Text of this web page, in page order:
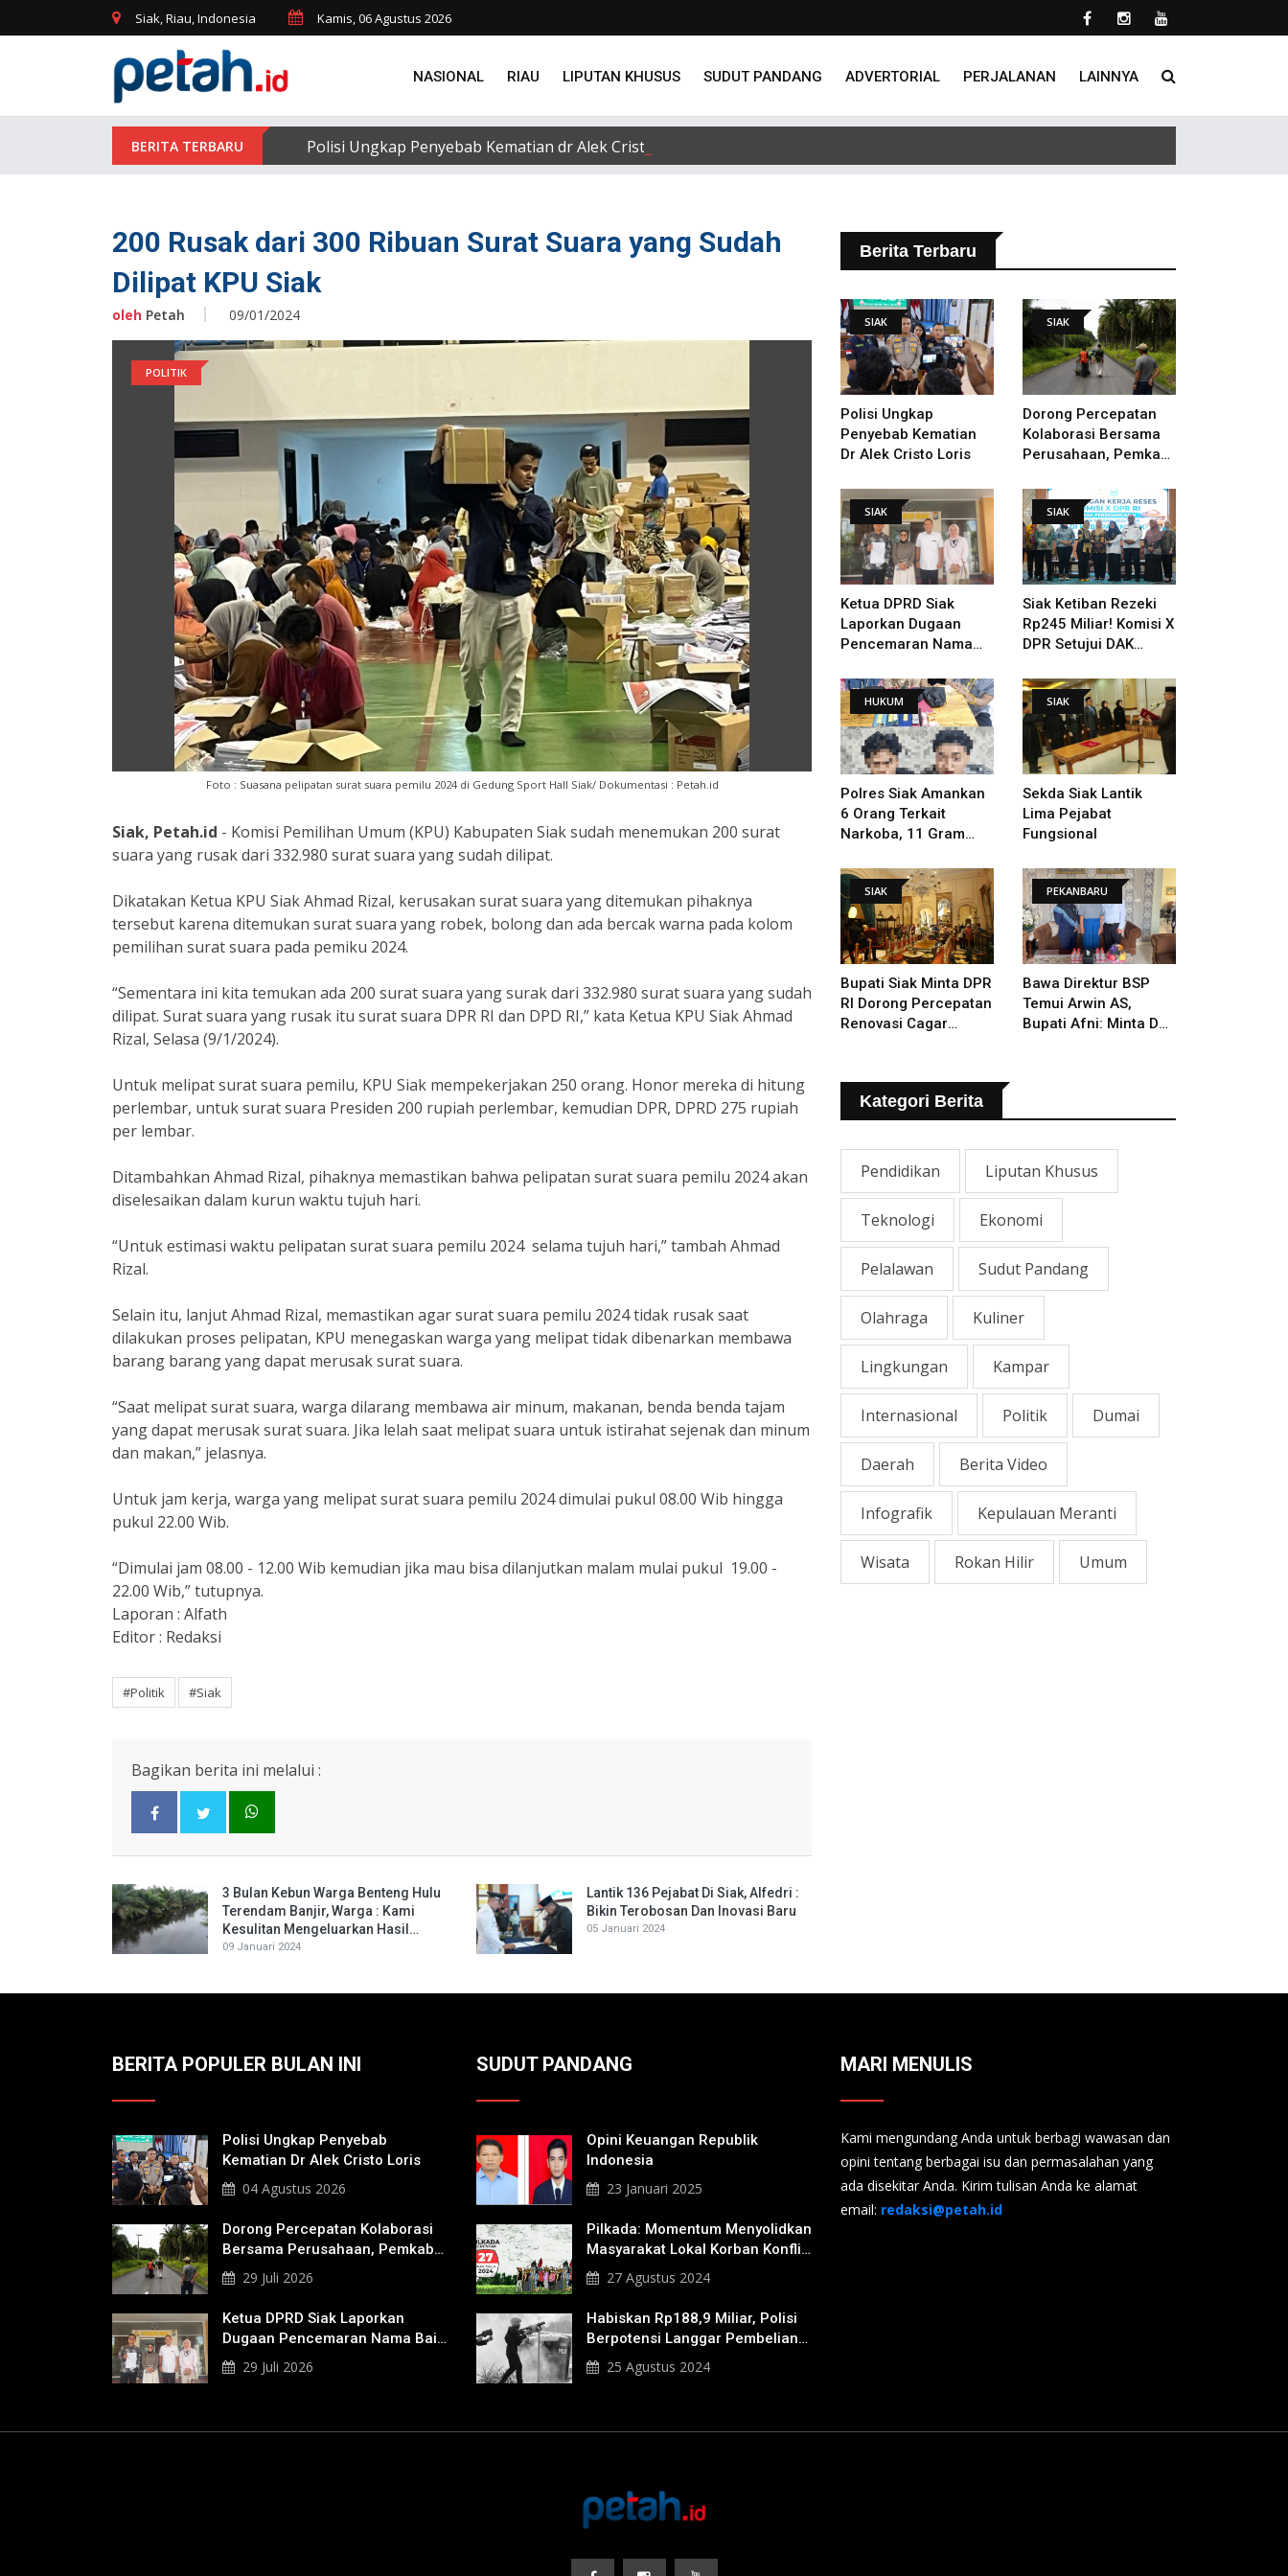
Siak, Riau, Indonesia Kamis, 06 Agustus 2026
NASIONAL RIAU LIPUTAN KHUSUS SUDUT PANDANG ADVERTORIAL PERJALANAN LAINNYA
Polisi Ungkap Penyebab Kematian dr Alek Cristo Loris
200 Rusak dari 300 Ribuan Surat Suara yang Sudah
Dilipat KPU Siak
oleh Petah 09/01/2024
POLITIK
Foto : Suasana pelipatan surat suara pemilu 2024 di Gedung Sport Hall Siak/ Dokumentasi : Petah.id
Siak, Petah.id - Komisi Pemilihan Umum (KPU) Kabupaten Siak sudah menemukan 200 surat
suara yang rusak dari 332.980 surat suara yang sudah dilipat.
Dikatakan Ketua KPU Siak Ahmad Rizal, kerusakan surat suara yang ditemukan pihaknya
tersebut karena ditemukan surat suara yang robek, bolong dan ada bercak warna pada kolom
pemilihan surat suara pada pemiku 2024.
“Sementara ini kita temukan ada 200 surat suara yang surak dari 332.980 surat suara yang sudah
dilipat. Surat suara yang rusak itu surat suara DPR RI dan DPD RI,” kata Ketua KPU Siak Ahmad
Rizal, Selasa (9/1/2024).
Untuk melipat surat suara pemilu, KPU Siak mempekerjakan 250 orang. Honor mereka di hitung
perlembar, untuk surat suara Presiden 200 rupiah perlembar, kemudian DPR, DPRD 275 rupiah
per lembar.
Ditambahkan Ahmad Rizal, pihaknya memastikan bahwa pelipatan surat suara pemilu 2024 akan
diselesaikan dalam kurun waktu tujuh hari.
“Untuk estimasi waktu pelipatan surat suara pemilu 2024 selama tujuh hari,” tambah Ahmad
Rizal.
Selain itu, lanjut Ahmad Rizal, memastikan agar surat suara pemilu 2024 tidak rusak saat
dilakukan proses pelipatan, KPU menegaskan warga yang melipat tidak dibenarkan membawa
barang barang yang dapat merusak surat suara.
“Saat melipat surat suara, warga dilarang membawa air minum, makanan, benda benda tajam
yang dapat merusak surat suara. Jika lelah saat melipat suara untuk istirahat sejenak dan minum
dan makan,” jelasnya.
Untuk jam kerja, warga yang melipat surat suara pemilu 2024 dimulai pukul 08.00 Wib hingga
pukul 22.00 Wib.
“Dimulai jam 08.00 - 12.00 Wib kemudian jika mau bisa dilanjutkan malam mulai pukul 19.00 -
22.00 Wib,” tutupnya.
Laporan : Alfath
Editor : Redaksi
#Politik #Siak
Bagikan berita ini melalui :
3 Bulan Kebun Warga Benteng Hulu
Terendam Banjir, Warga : Kami
Kesulitan Mengeluarkan Hasil
Kebun
09 Januari 2024
Lantik 136 Pejabat Di Siak, Alfedri :
Bikin Terobosan Dan Inovasi Baru
05 Januari 2024
Berita Terbaru
SIAK
Polisi Ungkap
Penyebab Kematian
Dr Alek Cristo Loris
SIAK
Dorong Percepatan
Kolaborasi Bersama
Perusahaan, Pemkab
KITB - Sungai Rawa
Yang Rusak
SIAK
Ketua DPRD Siak
Laporkan Dugaan
Pencemaran Nama
SIAK
Siak Ketiban Rezeki
Rp245 Miliar! Komisi X
DPR Setujui DAK
Pemugaran Istana
HUKUM
Polres Siak Amankan
6 Orang Terkait
Narkoba, 11 Gram
SIAK
Sekda Siak Lantik
Lima Pejabat
Fungsional
SIAK
Bupati Siak Minta DPR
RI Dorong Percepatan
Renovasi Cagar
PEKANBARU
Bawa Direktur BSP
Temui Arwin AS,
Bupati Afni: Minta Doa
Kategori Berita
Pendidikan Liputan Khusus
Teknologi Ekonomi
Pelalawan Sudut Pandang
Olahraga Kuliner
Lingkungan Kampar
Internasional Politik Dumai
Daerah Berita Video
Infografik Kepulauan Meranti
Wisata Rokan Hilir Umum
BERITA POPULER BULAN INI
Polisi Ungkap Penyebab
Kematian Dr Alek Cristo Loris
04 Agustus 2026
Dorong Percepatan Kolaborasi
Bersama Perusahaan, Pemkab
Bakal Tangani Jalan KITB -
Sungai Rawa Yang Rusak
29 Juli 2026
Ketua DPRD Siak Laporkan
Dugaan Pencemaran Nama Baik
Ke Polisi
29 Juli 2026
SUDUT PANDANG
Opini Keuangan Republik
Indonesia
23 Januari 2025
Pilkada: Momentum Menyolidkan
Masyarakat Lokal Korban Konflik
Agraria27 Agustus 2024
Habiskan Rp188,9 Miliar, Polisi
Berpotensi Langgar Pembelian
Gas Air Mata
25 Agustus 2024
MARI MENULIS
Kami mengundang Anda untuk berbagi wawasan dan
opini tentang berbagai isu dan permasalahan yang
ada disekitar Anda. Kirim tulisan Anda ke alamat
email: redaksi@petah.id